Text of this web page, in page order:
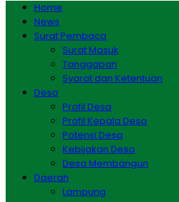
Home
News
Surat Pembaca
Surat Masuk
Tanggapan
Syarat dan Ketentuan
Desa
Profil Desa
Profil Kepala Desa
Potensi Desa
Kebijakan Desa
Desa Membangun
Daerah
Lampung